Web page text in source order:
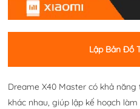
Lập Bản Đồ
Dreame X40 Master có khả
khác nhau, giúp lập kế hoạch